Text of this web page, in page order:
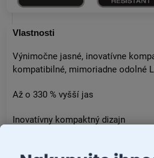
Vlastnosti
Výnimočne jasné, inovatívne
kompatibilné, mimoriadne odolné
Až o 330 % vyšší jas
Inovatívny kompaktný dizajn